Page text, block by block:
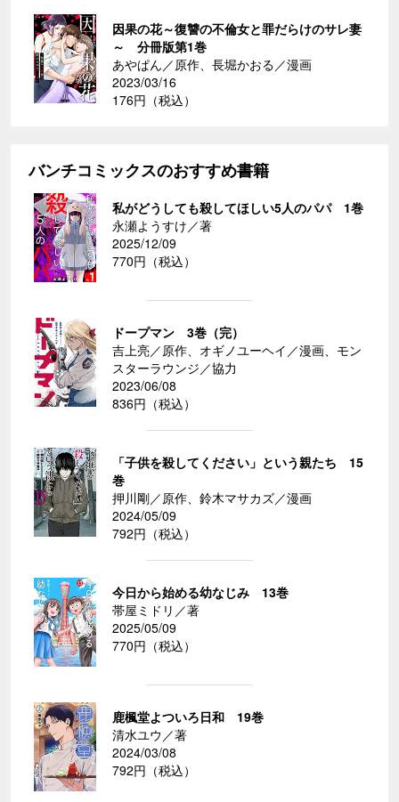
因果の花～復讐の不倫女と罪だらけのサレ妻
～ 分冊版第1巻
あやぱん／原作、長堀かおる／漫画
2023/03/16
176円（税込）
バンチコミックスのおすすめ書籍
私がどうしても殺してほしい5人のパパ 1巻
永瀬ようすけ／著
2025/12/09
770円（税込）
ドープマン 3巻（完）
吉上亮／原作、オギノユーヘイ／漫画、モン
スターラウンジ／協力
2023/06/08
836円（税込）
「子供を殺してください」という親たち 15
巻
押川剛／原作、鈴木マサカズ／漫画
2024/05/09
792円（税込）
今日から始める幼なじみ 13巻
帯屋ミドリ／著
2025/05/09
770円（税込）
鹿楓堂よついろ日和 19巻
清水ユウ／著
2024/03/08
792円（税込）